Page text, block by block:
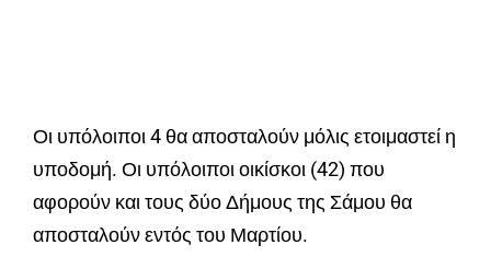
Οι υπόλοιποι 4 θα αποσταλούν μόλις ετοιμαστεί η
υποδομή. Οι υπόλοιποι οικίσκοι (42) που
αφορούν και τους δύο Δήμους της Σάμου θα
αποσταλούν εντός του Μαρτίου.